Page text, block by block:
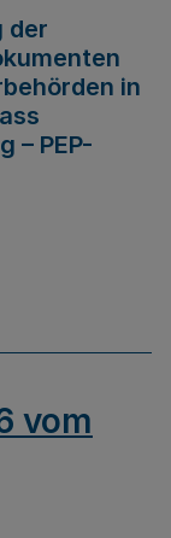
der
in
– PEP-
vom